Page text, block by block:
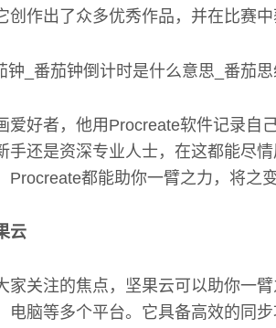
创作出了众多优秀作品，并在比赛中
爱好者，他用Procreate软件记录自
手还是资深专业人士，在这都能尽
Procreate都能助你一臂之力，将之变
云
家关注的焦点，坚果云可以助你一
电脑等多个平台。它具备高效的同